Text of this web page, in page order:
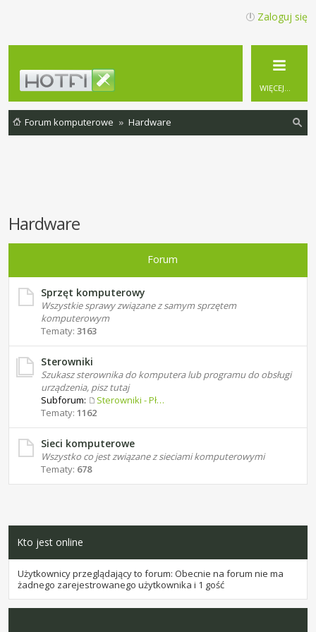
Zaloguj się
WIĘCEJ…
Forum komputerowe
Hardware
Hardware
Forum
Sprzęt komputerowy
Wszystkie sprawy związane z samym sprzętem
komputerowym
Tematy: 3163
Sterowniki
Szukasz sterownika do komputera lub programu do obsługi
urządzenia, pisz tutaj
Subforum:
Sterowniki - Płyty główne
Tematy: 1162
Sieci komputerowe
Wszystko co jest związane z sieciami komputerowymi
Tematy: 678
Kto jest online
Użytkownicy przeglądający to forum: Obecnie na forum nie ma
żadnego zarejestrowanego użytkownika i 1 gość